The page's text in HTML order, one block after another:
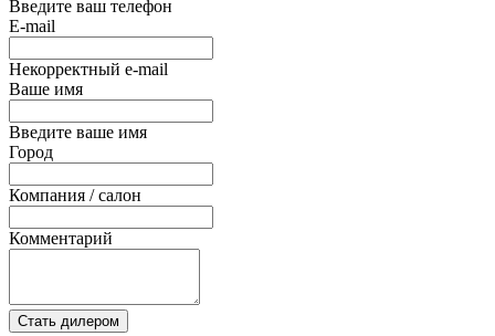
Введите ваш телефон
E-mail
Некорректный e-mail
Ваше имя
Введите ваше имя
Город
Компания / салон
Комментарий
Стать дилером